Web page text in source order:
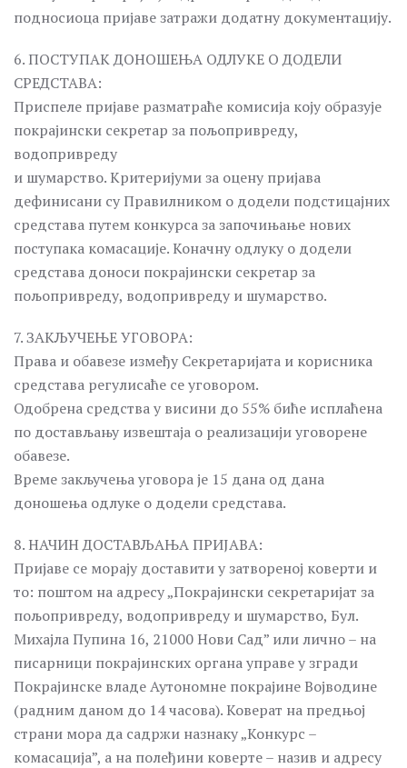
подносиоца пријаве затражи додатну документацију.
6. ПОСТУПАК ДОНОШЕЊА ОДЛУКЕ О ДОДЕЛИ
СРЕДСТАВА:
Приспеле пријаве разматраће комисија коју образује
покрајински секретар за пољопривреду,
водопривреду
и шумарство. Критеријуми за оцену пријава
дефинисани су Правилником о додели подстицајних
средстава путем конкурса за започињање нових
поступака комасације. Коначну одлуку о додели
средстава доноси покрајински секретар за
пољопривреду, водопривреду и шумарство.
7. ЗАКЉУЧЕЊЕ УГОВОРА:
Права и обавезе између Секретаријата и корисника
средстава регулисаће се уговором.
Одобрена средства у висини до 55% биће исплаћена
по достављању извештаја о реализацији уговорене
обавезе.
Време закључења уговора је 15 дана од дана
доношења одлуке о додели средстава.
8. НАЧИН ДОСТАВЉАЊА ПРИЈАВА:
Пријаве се морају доставити у затвореној коверти и
то: поштом на адресу „Покрајински секретаријат за
пољопривреду, водопривреду и шумарство, Бул.
Михајла Пупина 16, 21000 Нови Сад” или лично – на
писарници покрајинских органа управе у згради
Покрајинске владе Аутономне покрајине Војводине
(радним даном до 14 часова). Коверат на предњој
страни мора да садржи назнаку „Конкурс –
комасација”, а на полеђини коверте – назив и адресу